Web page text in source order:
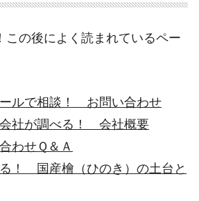
の後によく読まれているペー
ルで相談！ お問い合わせ
社が調べる！ 会社概要
わせＱ＆Ａ
！ 国産檜（ひのき）の土台と